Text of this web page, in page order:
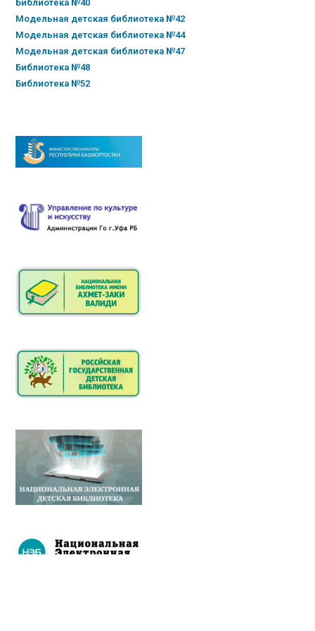
Библиотека №40
Модельная детская библиотека №42
Модельная детская библиотека №44
Модельная детская библиотека №47
Библиотека №48
Библиотека №52